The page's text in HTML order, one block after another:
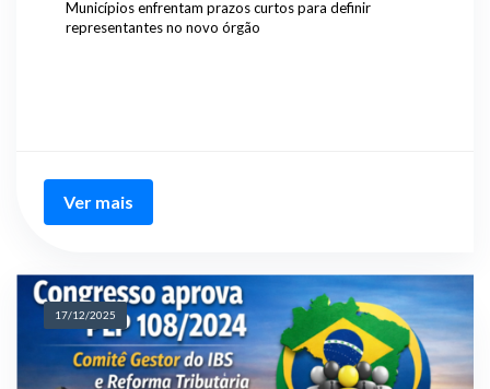
Municípios enfrentam prazos curtos para definir
representantes no novo órgão
Ver mais
17/12/2025